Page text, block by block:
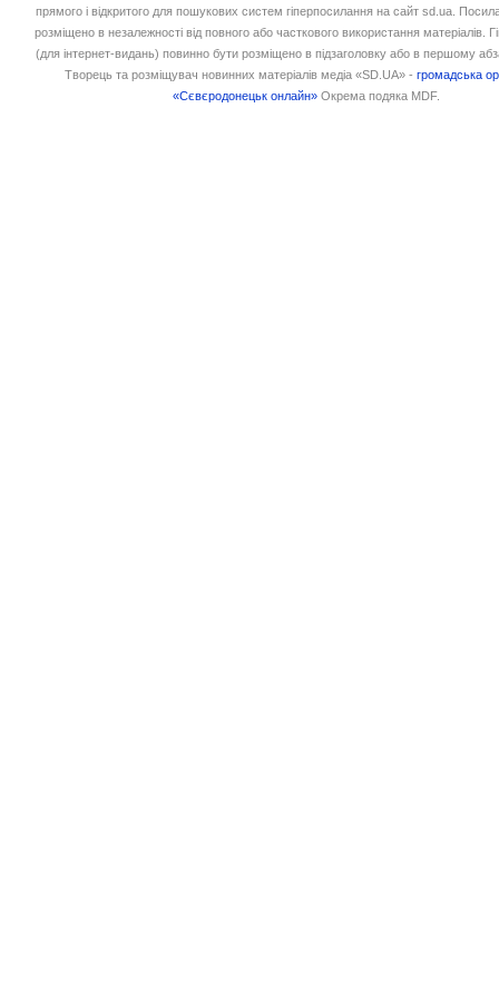
прямого і відкритого для пошукових систем гіперпосилання на сайт sd.ua.
розміщено в незалежності від повного або часткового використання матеріалів.
(для інтернет-видань) повинно бути розміщено в підзаголовку або в першому
Творець та розміщувач новинних матеріалів медіа «SD.UA» -громадська
«Сєвєродонецьк онлайн» Окрема подяка MDF.